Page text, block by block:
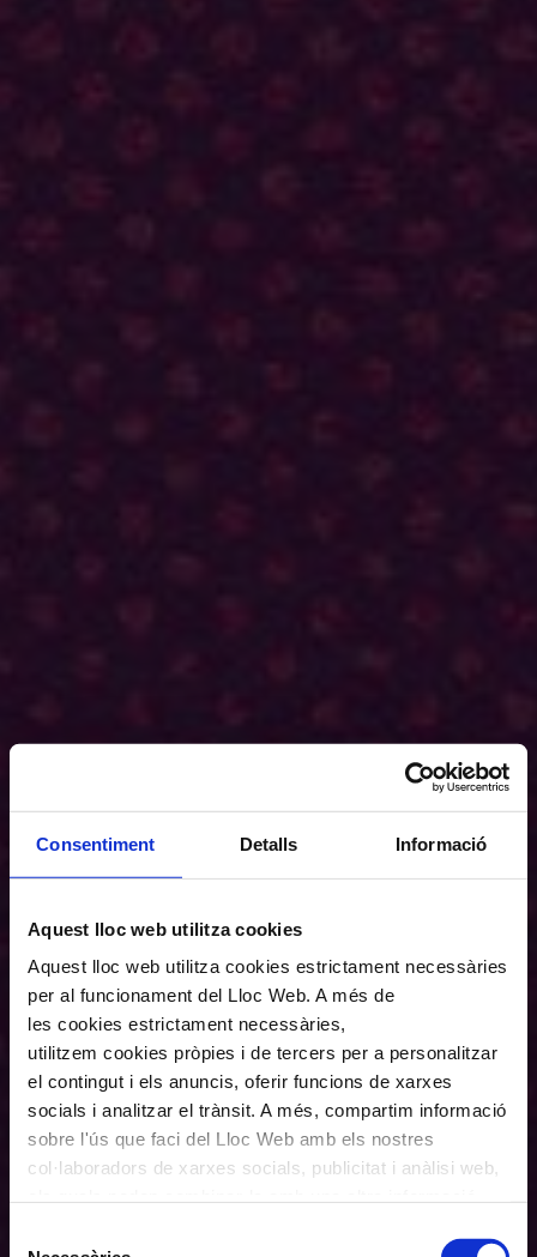
Consentiment Detalls Informació
Aquest lloc web utilitza cookies
Aquest lloc web utilitza cookies estrictament necessàries
per al funcionament del Lloc Web. A més de
les cookies estrictament necessàries,
utilitzem cookies pròpies i de tercers per a personalitzar
el contingut i els anuncis, oferir funcions de xarxes
socials i analitzar el trànsit. A més, compartim informació
sobre l'ús que faci del Lloc Web amb els nostres
col·laboradors de xarxes socials, publicitat i anàlisi web,